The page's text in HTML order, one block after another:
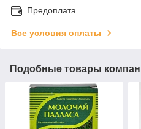
Предоплата
Все условия оплаты
Подобные товары